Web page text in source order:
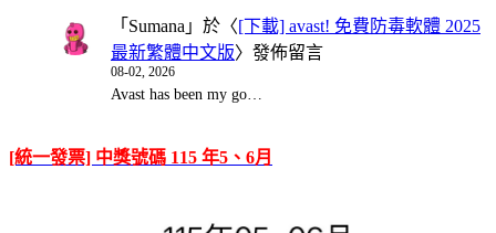
「 Sumana 」於〈[下載] avast! 免費防毒軟體 2025
最新繁體中文版〉發佈留言
08-02, 2026
Avast has been my go…
[統一發票] 中獎號碼 115 年5、6月